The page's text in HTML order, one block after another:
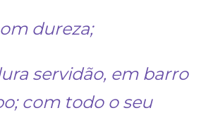
dureza;
servidão, em barro
com todo o seu